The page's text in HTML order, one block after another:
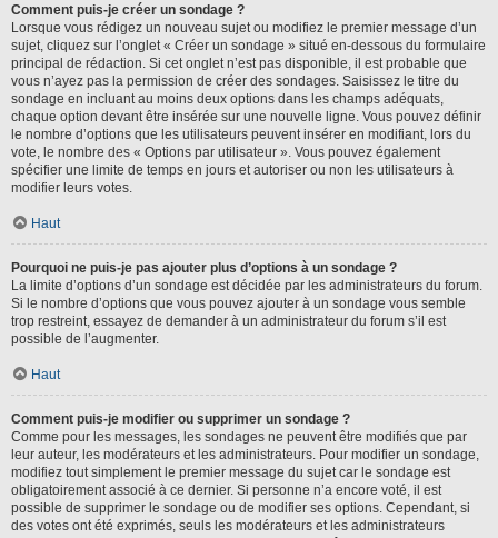
Comment puis-je créer un sondage ?
Lorsque vous rédigez un nouveau sujet ou modifiez le premier message d’un
sujet, cliquez sur l’onglet « Créer un sondage » situé en-dessous du formulaire
principal de rédaction. Si cet onglet n’est pas disponible, il est probable que
vous n’ayez pas la permission de créer des sondages. Saisissez le titre du
sondage en incluant au moins deux options dans les champs adéquats,
chaque option devant être insérée sur une nouvelle ligne. Vous pouvez définir
le nombre d’options que les utilisateurs peuvent insérer en modifiant, lors du
vote, le nombre des « Options par utilisateur ». Vous pouvez également
spécifier une limite de temps en jours et autoriser ou non les utilisateurs à
modifier leurs votes.
Haut
Pourquoi ne puis-je pas ajouter plus d’options à un sondage ?
La limite d’options d’un sondage est décidée par les administrateurs du forum.
Si le nombre d’options que vous pouvez ajouter à un sondage vous semble
trop restreint, essayez de demander à un administrateur du forum s’il est
possible de l’augmenter.
Haut
Comment puis-je modifier ou supprimer un sondage ?
Comme pour les messages, les sondages ne peuvent être modifiés que par
leur auteur, les modérateurs et les administrateurs. Pour modifier un sondage,
modifiez tout simplement le premier message du sujet car le sondage est
obligatoirement associé à ce dernier. Si personne n’a encore voté, il est
possible de supprimer le sondage ou de modifier ses options. Cependant, si
des votes ont été exprimés, seuls les modérateurs et les administrateurs